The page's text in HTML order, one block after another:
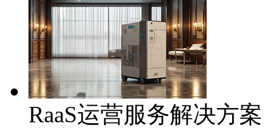
RaaS运营服务解决方案